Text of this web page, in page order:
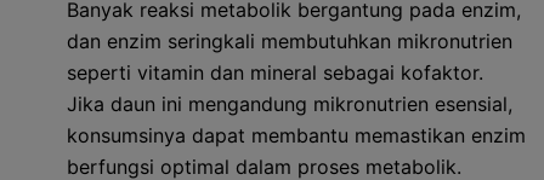
Banyak reaksi metabolik bergantung pada enzim,
dan enzim seringkali membutuhkan mikronutrien
seperti vitamin dan mineral sebagai kofaktor.
Jika daun ini mengandung mikronutrien esensial,
konsumsinya dapat membantu memastikan enzim
berfungsi optimal dalam proses metabolik.